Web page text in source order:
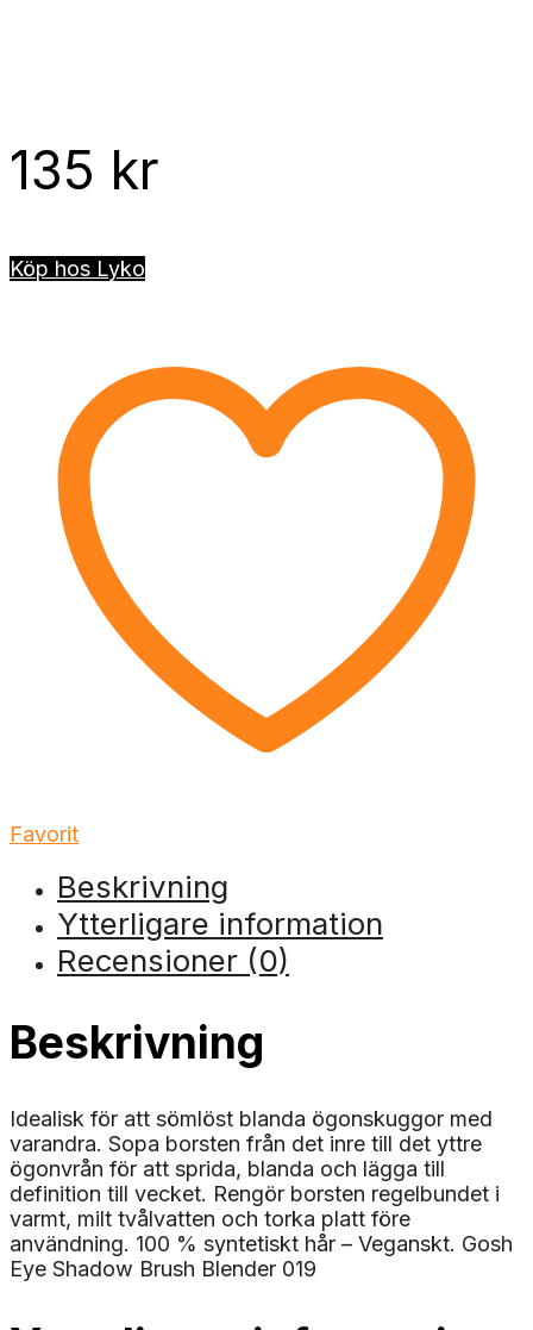
135 kr
Köp hos Lyko
Favorit
Beskrivning
Ytterligare information
Recensioner (0)
Beskrivning
Idealisk för att sömlöst blanda ögonskuggor med
varandra. Sopa borsten från det inre till det yttre
ögonvrån för att sprida, blanda och lägga till
definition till vecket. Rengör borsten regelbundet i
varmt, milt tvålvatten och torka platt före
användning. 100 % syntetiskt hår – Veganskt. Gosh
Eye Shadow Brush Blender 019